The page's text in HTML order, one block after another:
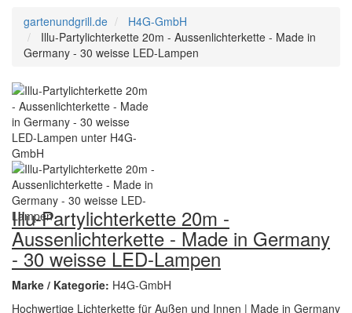
gartenundgrill.de
H4G-GmbH
Illu-Partylichterkette 20m - Aussenlichterkette - Made in
Germany - 30 weisse LED-Lampen
Illu-Partylichterkette 20m -
Aussenlichterkette - Made in Germany
- 30 weisse LED-Lampen
Marke / Kategorie: H4G-GmbH
Hochwertige Lichterkette für Außen und Innen | Made in Germany